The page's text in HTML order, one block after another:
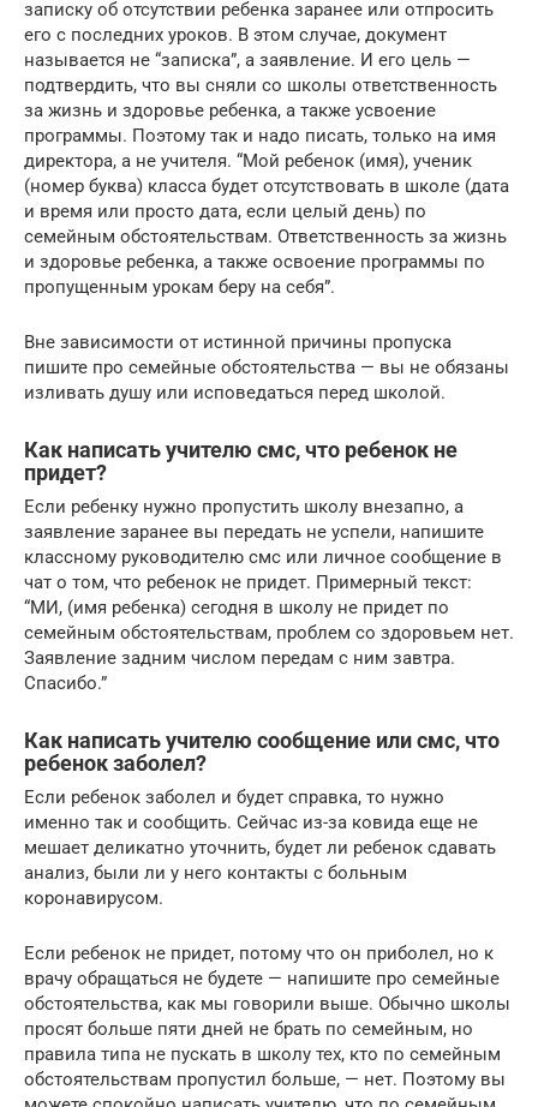
записку об отсутствии ребенка заранее или отпросить
его с последних уроков. В этом случае, документ
называется не “записка”, а заявление. И его цель —
подтвердить, что вы сняли со школы ответственность
за жизнь и здоровье ребенка, а также усвоение
программы. Поэтому так и надо писать, только на имя
директора, а не учителя. “Мой ребенок (имя), ученик
(номер буква) класса будет отсутствовать в школе (дата
и время или просто дата, если целый день) по
семейным обстоятельствам. Ответственность за жизнь
и здоровье ребенка, а также освоение программы по
пропущенным урокам беру на себя”.
Вне зависимости от истинной причины пропуска
пишите про семейные обстоятельства — вы не обязаны
изливать душу или исповедаться перед школой.
Как написать учителю смс, что ребенок не
придет?
Если ребенку нужно пропустить школу внезапно, а
заявление заранее вы передать не успели, напишите
классному руководителю смс или личное сообщение в
чат о том, что ребенок не придет. Примерный текст:
“МИ, (имя ребенка) сегодня в школу не придет по
семейным обстоятельствам, проблем со здоровьем нет.
Заявление задним числом передам с ним завтра.
Спасибо.”
Как написать учителю сообщение или смс, что
ребенок заболел?
Если ребенок заболел и будет справка, то нужно
именно так и сообщить. Сейчас из-за ковида еще не
мешает деликатно уточнить, будет ли ребенок сдавать
анализ, были ли у него контакты с больным
коронавирусом.
Если ребенок не придет, потому что он приболел, но к
врачу обращаться не будете — напишите про семейные
обстоятельства, как мы говорили выше. Обычно школы
просят больше пяти дней не брать по семейным, но
правила типа не пускать в школу тех, кто по семейным
обстоятельствам пропустил больше, — нет. Поэтому вы